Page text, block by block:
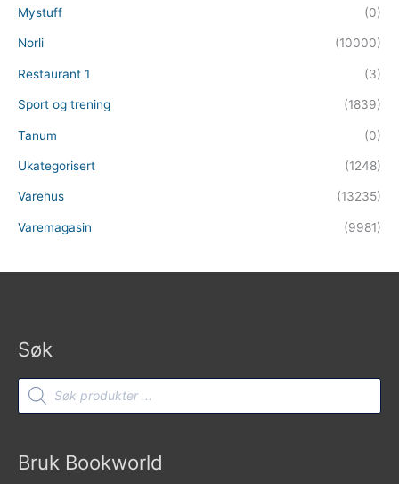
Mystuff (0)
Norli (10000)
Restaurant 1 (3)
Sport og trening (1839)
Tanum (0)
Ukategorisert (1248)
Varehus (13235)
Varemagasin (9981)
Søk
Products
search
Bruk Bookworld